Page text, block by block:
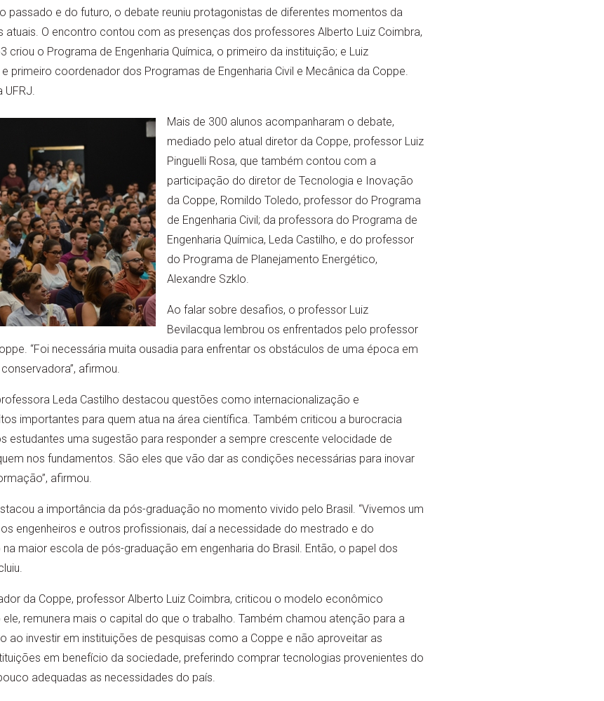
passado e do futuro, o debate reuniu protagonistas de diferentes momentos da
atuais. O encontro contou com as presenças dos professores Alberto Luiz Coimbra,
criou o Programa de Engenharia Química, o primeiro da instituição; e Luiz
primeiro coordenador dos Programas de Engenharia Civil e Mecânica da Coppe.
UFRJ.
Mais de 300 alunos acompanharam o debate,
mediado pelo atual diretor da Coppe, professor Luiz
Pinguelli Rosa, que também contou com a
participação do diretor de Tecnologia e Inovação
da Coppe, Romildo Toledo, professor do Programa
de Engenharia Civil; da professora do Programa de
Engenharia Química, Leda Castilho, e do professor
do Programa de Planejamento Energético,
Alexandre Szklo.
Ao falar sobre desafios, o professor Luiz
Bevilacqua lembrou os enfrentados pelo professor
“Foi necessária muita ousadia para enfrentar os obstáculos de uma época em
afirmou.
Leda Castilho destacou questões como internacionalização e
importantes para quem atua na área científica. Também criticou a burocracia
estudantes uma sugestão para responder a sempre crescente velocidade de
nos fundamentos. São eles que vão dar as condições necessárias para inovar
afirmou.
a importância da pós-graduação no momento vivido pelo Brasil. “Vivemos um
engenheiros e outros profissionais, daí a necessidade do mestrado e do
maior escola de pós-graduação em engenharia do Brasil. Então, o papel dos
da Coppe, professor Alberto Luiz Coimbra, criticou o modelo econômico
remunera mais o capital do que o trabalho. Também chamou atenção para a
ao investir em instituições de pesquisas como a Coppe e não aproveitar as
em benefício da sociedade, preferindo comprar tecnologias provenientes do
adequadas as necessidades do país.